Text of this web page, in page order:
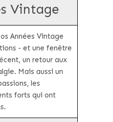
Vintage
Années Vintage
- et une fenêtre
un retour aux
Mais aussi un
les
forts qui ont